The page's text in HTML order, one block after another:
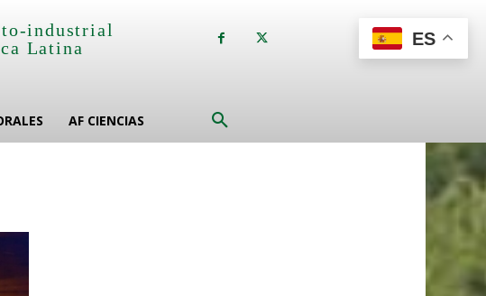
industrial
Latina
AF CIENCIAS
ES